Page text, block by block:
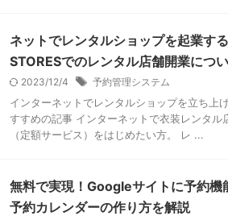
ネットでレンタルショップを起業す
STORESでのレンタル店舗開業につい
2023/12/4 予約管理システム
インターネットでレンタルショップを立ち上
すすめの記事 インターネットで衣装レンタ
（定額サービス）をはじめたい方。 レ ...
無料で実現！Googleサイトに予約機
予約カレンダーの作り方を解説